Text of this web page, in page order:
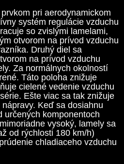
pri aerodynamickom
systém regulácie vzduchu
so zvislými lamelami,
otvorom na prívod vzduchu
Druhý diel sa
na prívod vzduchu
Za normálnych okolností
Táto poloha znižuje
cielené vedenie vzduchu
Ešte viac sa tak znižuje
Keď sa dosiahnu
určených komponentoch
vysoký, lamely sa
od rýchlosti 180 km/h)
chladiaceho vzduchu